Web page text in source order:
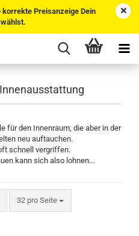
Preisanzeige Dein
für den Innenraum, die aber in der
neu auftauchen.
schnell vergriffen.
kann sich also lohnen...
32 pro Seite
pro Seite